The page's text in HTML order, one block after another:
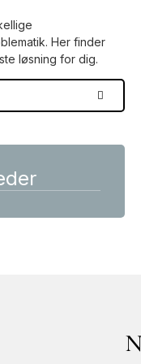
Her finder
løsning for dig.